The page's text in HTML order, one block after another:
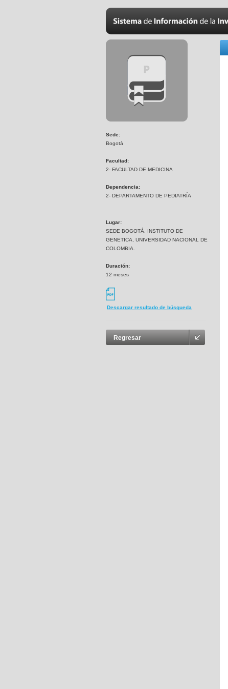
Sede:
Bogotá
Facultad:
2- FACULTAD DE MEDICINA
Dependencia:
2- DEPARTAMENTO DE PEDIATRÍA
Lugar:
SEDE BOGOTÁ, INSTITUTO DE
GENETICA, UNIVERSIDAD NACIONAL DE
COLOMBIA.
Duración:
12 meses
Descargar resultado de búsqueda
Regresar